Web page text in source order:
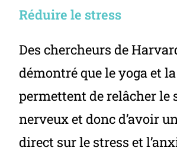
Réduire le stress
Des chercheurs de
démontré que le yoga et
permettent de relâcher le
nerveux et donc d’avoir
direct sur le stress et